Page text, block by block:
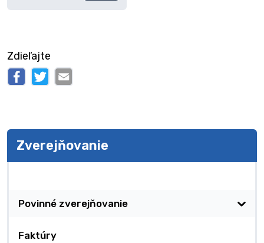
Zdieľajte
Zverejňovanie
Povinné zverejňovanie
Faktúry